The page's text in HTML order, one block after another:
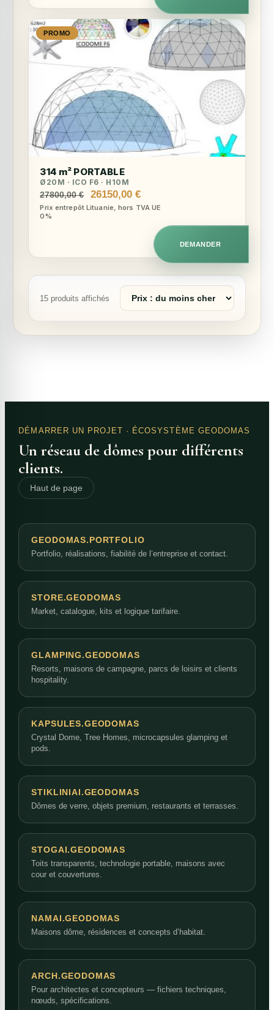
PROMO
314 m² PORTABLE
Ø20M · ICO F6 · H10M
27800,00€
Le
prix
26150,00€Le
prix
est :
26150,00 €.
Prix entrepôt Lituanie, hors TVA UE
0%
DEMANDER
15 produits affichés
Trier
produits
DÉMARRER UN PROJET · ÉCOSYSTÈME GEODOMAS
Un réseau de dômes pour différents
clients.
Haut de page
GEODOMAS.PORTFOLIO
Portfolio, réalisations, fiabilité de l’entreprise et contact.
STORE.GEODOMAS
Market, catalogue, kits et logique tarifaire.
GLAMPING.GEODOMAS
Resorts, maisons de campagne, parcs de loisirs et clients
hospitality.
KAPSULES.GEODOMAS
Crystal Dome, Tree Homes, microcapsules glamping et
pods.
STIKLINIAI.GEODOMAS
Dômes de verre, objets premium, restaurants et terrasses.
STOGAI.GEODOMAS
Toits transparents, technologie portable, maisons avec
cour et couvertures.
NAMAI.GEODOMAS
Maisons dôme, résidences et concepts d’habitat.
ARCH.GEODOMAS
Pour architectes et concepteurs — fichiers techniques,
nœuds, spécifications.